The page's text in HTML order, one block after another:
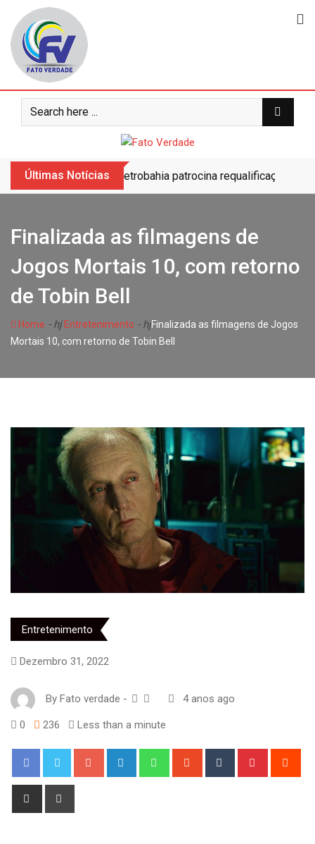
content
Últimas Notícias Petrobahia patrocina requalificação do
Finalizada as filmagens de
Jogos Mortais 10, com retorno
de Tobin Bell
Home - hjEntretenimento - hjFinalizada as filmagens de Jogos
Mortais 10, com retorno de Tobin Bell
Entretenimento
Dezembro 31, 2022
By Fato verdade - 4 anos ago
0 236 Less than a minute
Google+ LinkedIn WhatsappStumbleUpon
Tumblr Pinterest
Share